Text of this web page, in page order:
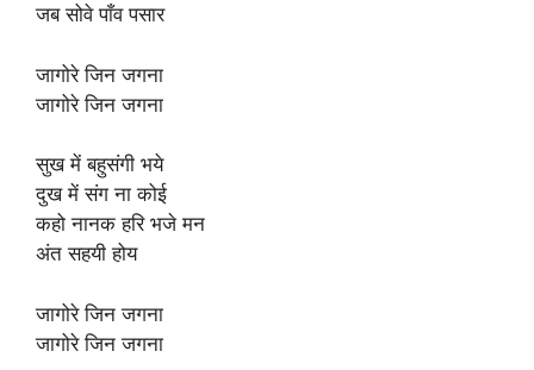
जब सोवे पाँव पसार
जागोरे जिन जगना
जागोरे जिन जगना
सुख में बहुसंगी भये
दुख में संग ना कोई
कहो नानक हरि भजे मन
अंत सहयी होय
जागोरे जिन जगना
जागोरे जिन जगना